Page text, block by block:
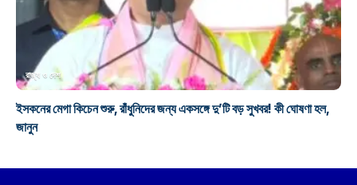
রাজ্য ও দেশ
ইসকনের মেগা কিচেন শুরু, রাঁধুনিদের জন্য একসঙ্গে দু’টি বড় সুখবর! কী ঘোষণা হল,
জানুন